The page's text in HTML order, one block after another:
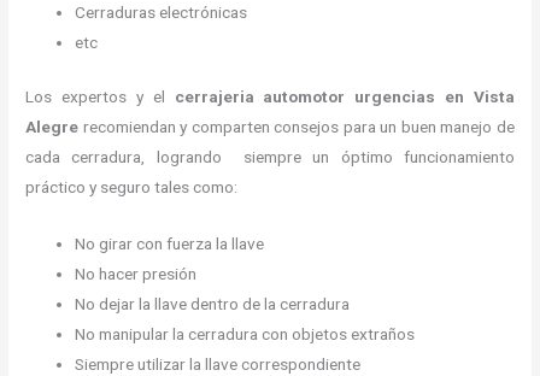
Cerraduras electrónicas
etc
Los expertos y el cerrajeria automotor urgencias
en Vista
Alegre recomiendan y comparten consejos para un buen manejo de
cada cerradura, logrando siempre un óptimo funcionamiento
práctico y seguro tales como:
No girar con fuerza la llave
No hacer presión
No dejar la llave dentro de la cerradura
No manipular la cerradura con objetos extraños
Siempre utilizar la llave correspondiente